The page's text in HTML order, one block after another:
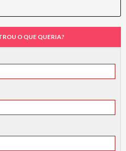
O QUE QUERIA?